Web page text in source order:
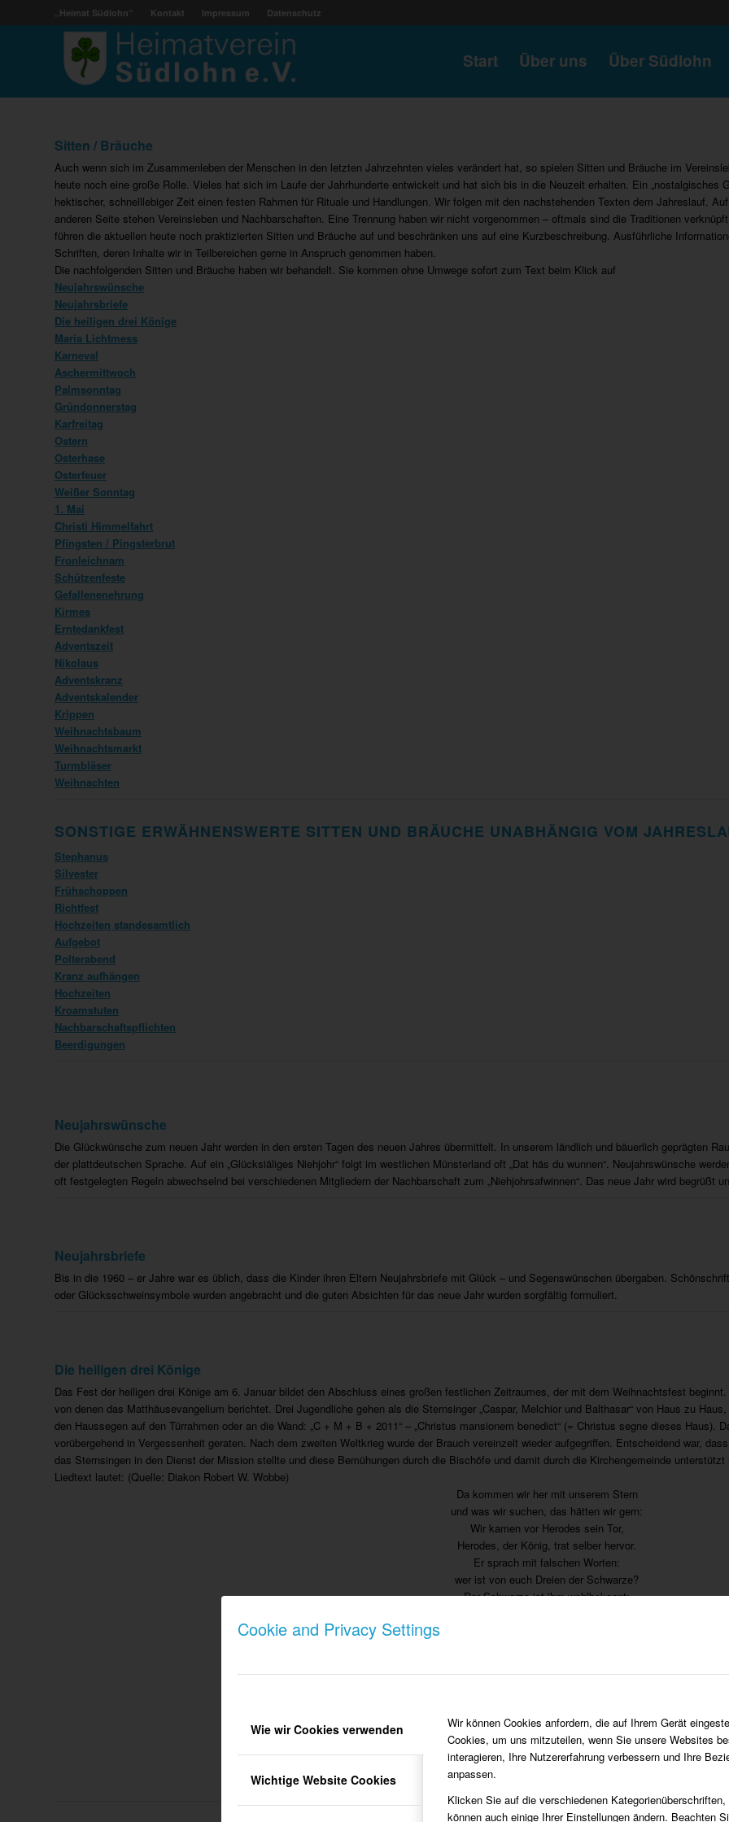
Cookie and Privacy Settings
Wie wir Cookies verwenden
Wichtige Website Cookies
Wir können Cookies anfordern, die auf Ihrem Gerät
Cookies, um uns mitzuteilen, wenn Sie unsere Websites
interagieren, Ihre Nutzererfahrung verbessern und Ihre
anpassen.
Klicken Sie auf die verschiedenen
können auch einige Ihrer Einstellungen ändern. Beachten
„Heimat Südlohn“ Kontakt Impressum Datenschutz
Start Über uns Über Südlohn
Sitten / Bräuche
Auch wenn sich im Zusammenleben der Menschen in den letzten Jahrzehnten vieles verändert hat, so spielen Sitten und Bräuche im
heute noch eine große Rolle. Vieles hat sich im Laufe der Jahrhunderte entwickelt und hat sich bis in die Neuzeit erhalten. Ein „nostalgisches
hektischer, schnelllebiger Zeit einen festen Rahmen für Rituale und Handlungen. Wir folgen mit den nachstehenden Texten dem Jahreslauf.
anderen Seite stehen Vereinsleben und Nachbarschaften. Eine Trennung haben wir nicht vorgenommen – oftmals sind die Traditionen
führen die aktuellen heute noch praktizierten Sitten und Bräuche auf und beschränken uns auf eine Kurzbeschreibung. Ausführliche
Schriften, deren Inhalte wir in Teilbereichen gerne in Anspruch genommen haben.
Die nachfolgenden Sitten und Bräuche haben wir behandelt. Sie kommen ohne Umwege sofort zum Text beim Klick auf
Neujahrswünsche
Neujahrsbriefe
Die heiligen drei Könige
Maria Lichtmess
Karneval
Aschermittwoch
Palmsonntag
Gründonnerstag
Karfreitag
Ostern
Osterhase
Osterfeuer
Weißer Sonntag
1. Mai
Christi Himmelfahrt
Pfingsten / Pingsterbrut
Fronleichnam
Schützenfeste
Gefallenenehrung
Kirmes
Erntedankfest
Adventszeit
Nikolaus
Adventskranz
Adventskalender
Krippen
Weihnachtsbaum
Weihnachtsmarkt
Turmbläser
Weihnachten
SONSTIGE ERWÄHNENSWERTE SITTEN UND BRÄUCHE UNABHÄNGIG VOM
Stephanus
Silvester
Frühschoppen
Richtfest
Hochzeiten standesamtlich
Aufgebot
Polterabend
Kranz aufhängen
Hochzeiten
Kroamstuten
Nachbarschaftspflichten
Beerdigungen
Neujahrswünsche
Die Glückwünsche zum neuen Jahr werden in den ersten Tagen des neuen Jahres übermittelt. In unserem ländlich und bäuerlich geprägten
der plattdeutschen Sprache. Auf ein „Glücksiäliges Niehjohr“ folgt im westlichen Münsterland oft „Dat häs du wunnen“. Neujahrswünsche
oft festgelegten Regeln abwechselnd bei verschiedenen Mitgliedern der Nachbarschaft zum „Niehjohrsafwinnen“. Das neue Jahr wird begrüßt
Neujahrsbriefe
Bis in die 1960 – er Jahre war es üblich, dass die Kinder ihren Eltern Neujahrsbriefe mit Glück – und Segenswünschen übergaben.
oder Glücksschweinsymbole wurden angebracht und die guten Absichten für das neue Jahr wurden sorgfältig formuliert.
Die heiligen drei Könige
Das Fest der heiligen drei Könige am 6. Januar bildet den Abschluss eines großen festlichen Zeitraumes, der mit dem Weihnachtsfest
von denen das Matthäusevangelium berichtet. Drei Jugendliche gehen als die Sternsinger „Caspar, Melchior und Balthasar“ von Haus zu
den Haussegen auf den Türrahmen oder an die Wand: „C + M + B + 2011“ – „Christus mansionem benedict“ (= Christus segne dieses Haus).
vorübergehend in Vergessenheit geraten. Nach dem zweiten Weltkrieg wurde der Brauch vereinzelt wieder aufgegriffen. Entscheidend war,
das Sternsingen in den Dienst der Mission stellte und diese Bemühungen durch die Bischöfe und damit durch die Kirchengemeinde
Liedtext lautet: (Quelle: Diakon Robert W. Wobbe)
Da kommen wir her mit unserem Stern
und was wir suchen, das hätten wir gern:
Wir kamen vor Herodes sein Tor,
Herodes, der König, trat selber hervor.
Er sprach mit falschen Worten:
wer ist von euch Dreien der Schwarze?
Der Schwarze ist ihm wohlbekannt:
wo Maria met Kinneken satt.
Du kleines Kind, du großer Gott,
der Himmel und Erde erschaffen hat.
Wir haben gesungen für euer Pläsier,
nun gebt uns den Heller, wir danken dafür!